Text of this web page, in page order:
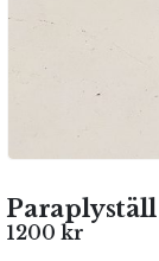
Paraplyställ
1200 kr